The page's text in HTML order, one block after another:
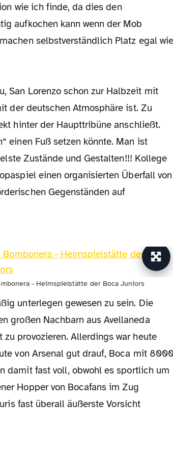
wie ich finde, da dies den
aufkochen kann wenn der Mob
selbstverständlich Platz egal wie
San Lorenzo schon zur Halbzeit mit
der deutschen Atmosphäre ist. Zu
hinter der Haupttribüne anschließt.
einen Fuß setzen könnte. Man ist
Zustände und Gestalten!!! Kollege
einen organisierten Überfall von
Gegenständen auf
- Heimspielstätte der Boca Juniors
unterlegen gewesen zu sein. Die
großen Nachbarn aus Avellaneda
provozieren. Allerdings war heute
von Arsenal gut drauf, Boca mit
damit fast voll, obwohl es sportlich um
Hopper von Bocafans im Zug
fast überall äußerste Vorsicht